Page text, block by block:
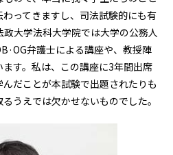
ってきますし、司法試験的にも有
大学法科大学院では大学の公務人
弁護士による講座や、教授陣
す。私は、この講座に3年間出席
だことが本試験で出題されたりも
うえでは欠かせないものでした。